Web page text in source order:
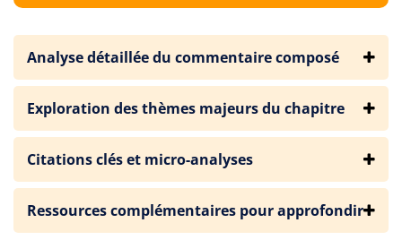
Analyse détaillée du commentaire composé
Exploration des thèmes majeurs du chapitre
Citations clés et micro-analyses
Ressources complémentaires pour approfondir